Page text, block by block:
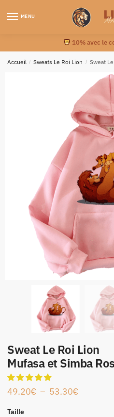
MENU
10% avec le
Accueil / Sweats Le Roi Lion / Sweat
Sweat Le Roi Lion
Mufasa et Simba
49.20€ – 53.30€
Taille